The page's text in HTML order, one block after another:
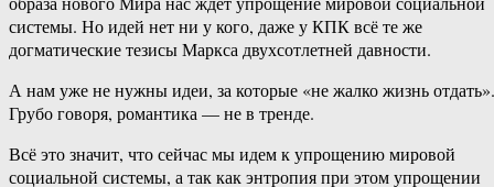
системы. Но идей нет ни у кого, даже у КПК всё те же
догматические тезисы Маркса двухсотлетней давности.
А нам уже не нужны идеи, за которые «не жалко жизнь отдать».
Грубо говоря, романтика — не в тренде.
Всё это значит, что сейчас мы идем к упрощению мировой
социальной системы, а так как энтропия при этом упрощении